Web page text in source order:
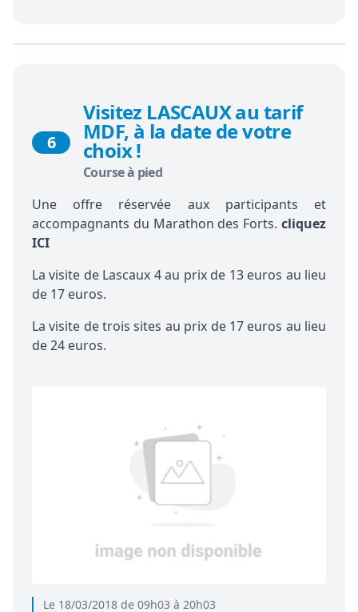
Le 18/03/2018 de 09h03 à 20h03
6
Visitez LASCAUX au tarif
MDF, à la date de votre
choix !
Course à pied
Une offre réservée aux participants et
accompagnants du Marathon des Forts. cliquez
ICI
La visite de Lascaux 4 au prix de 13 euros au lieu
de 17 euros.
La visite de trois sites au prix de 17 euros au lieu
de 24 euros.